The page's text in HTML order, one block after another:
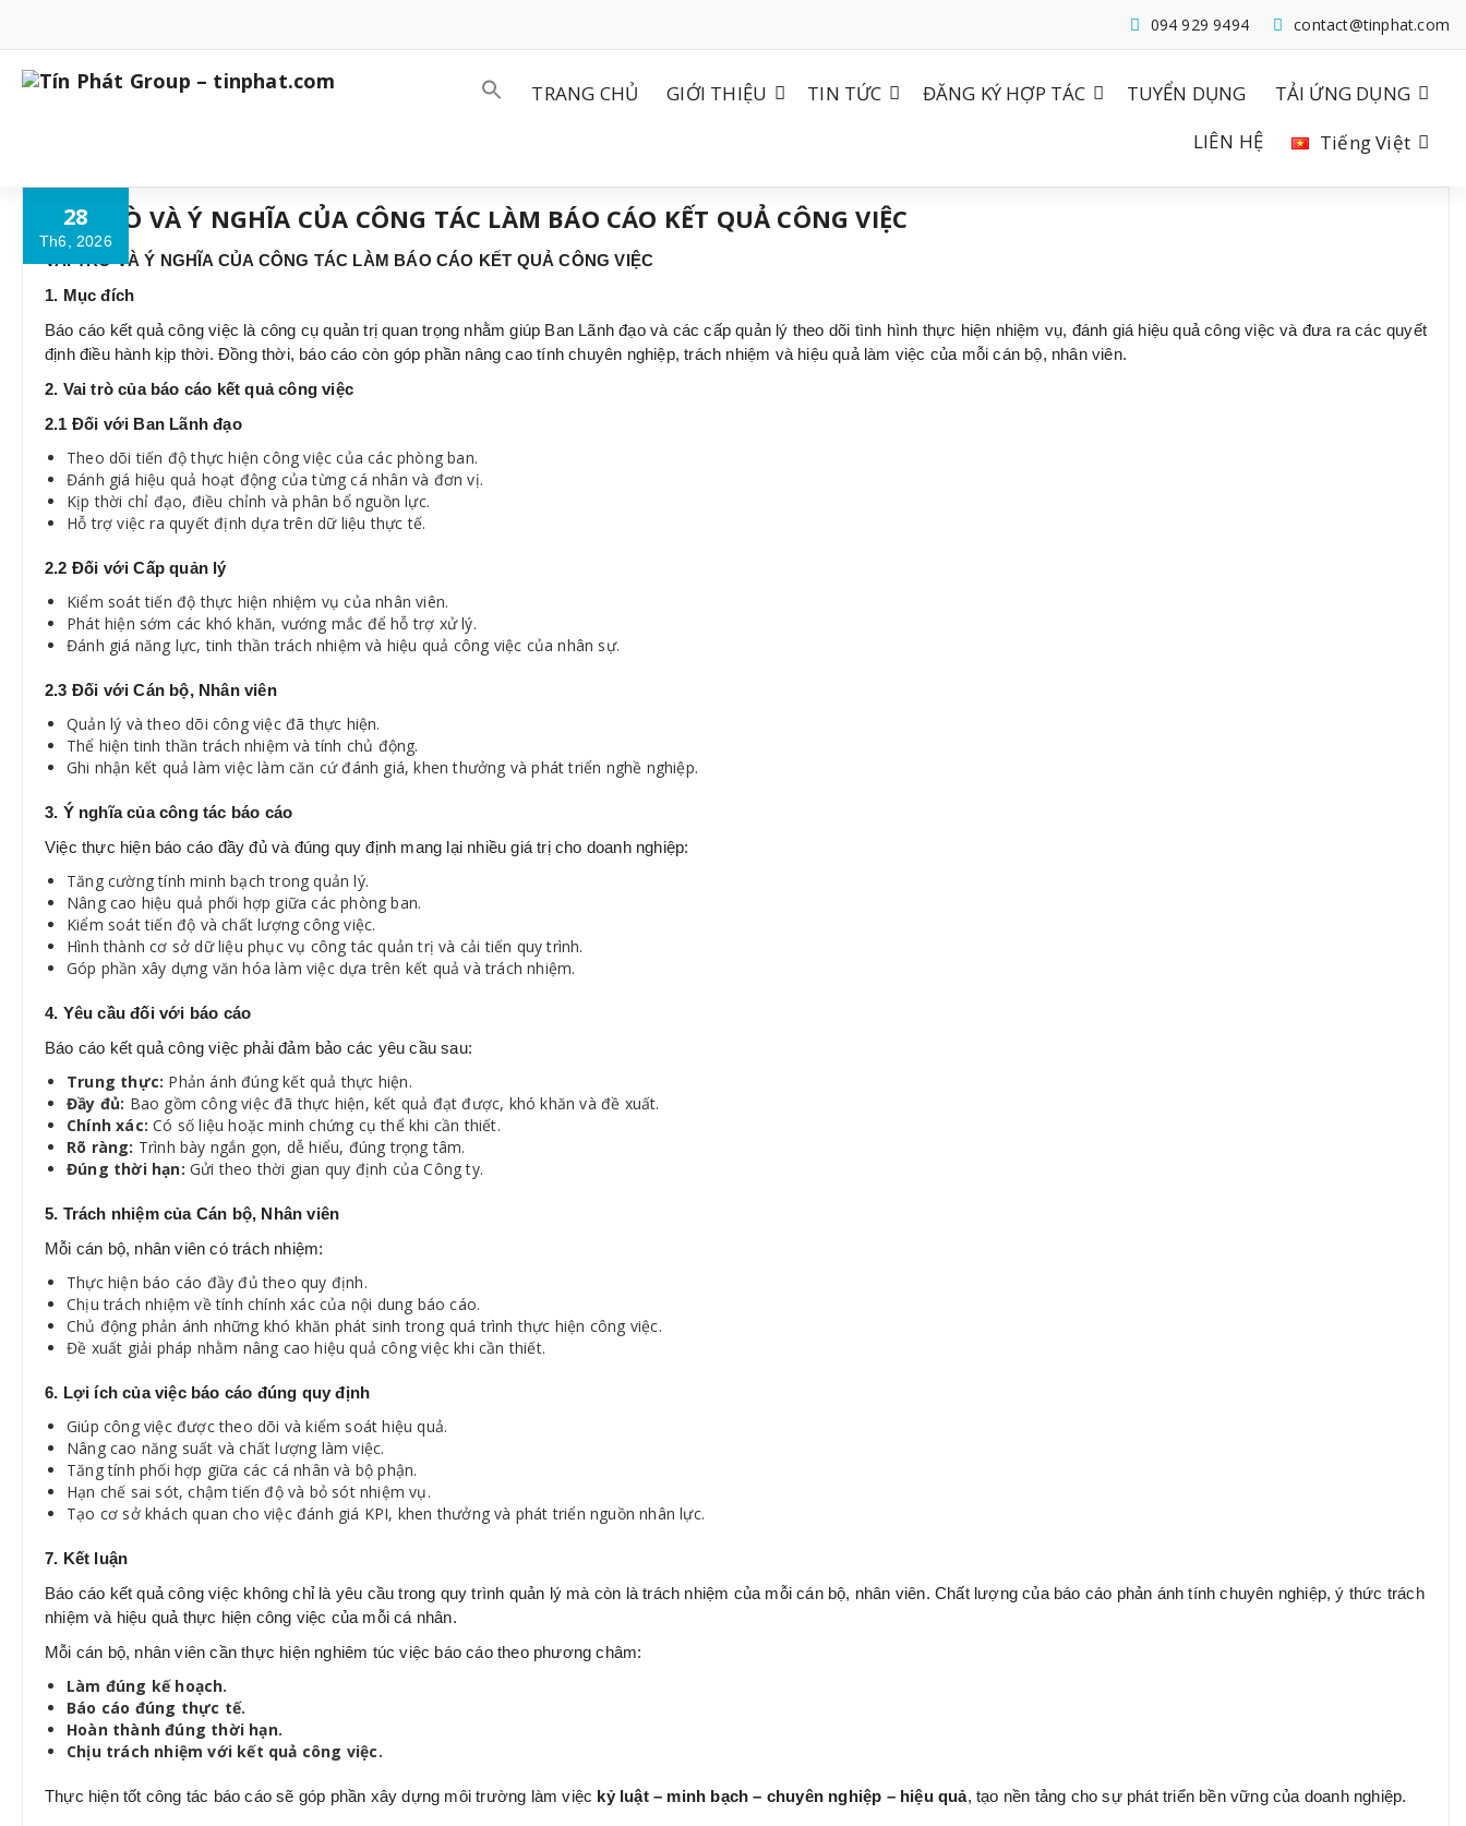
content
contact@tinphat.com
094 929 9494
TRANG CHỦ GIỚI THIỆU TIN TỨC ĐĂNG KÝ HỢP TÁC TUYỂN DỤNG
TẢI ỨNG DỤNG
LIÊN HỆ
Tiếng Việt
28
Th6, 2026
VAI TRÒ VÀ Ý NGHĨA CỦA CÔNG TÁC LÀM BÁO CÁO KẾT QUẢ CÔNG VIỆC
VAI TRÒ VÀ Ý NGHĨA CỦA CÔNG TÁC LÀM BÁO CÁO KẾT QUẢ CÔNG VIỆC
1. Mục đích
Báo cáo kết quả công việc là công cụ quản trị quan trọng nhằm giúp Ban Lãnh đạo và các cấp quản lý theo dõi tình hình thực hiện nhiệm vụ, đánh giá hiệu quả công việc và đưa ra các quyết
định điều hành kịp thời. Đồng thời, báo cáo còn góp phần nâng cao tính chuyên nghiệp, trách nhiệm và hiệu quả làm việc của mỗi cán bộ, nhân viên.
2. Vai trò của báo cáo kết quả công việc
2.1 Đối với Ban Lãnh đạo
Theo dõi tiến độ thực hiện công việc của các phòng ban.
Đánh giá hiệu quả hoạt động của từng cá nhân và đơn vị.
Kịp thời chỉ đạo, điều chỉnh và phân bổ nguồn lực.
Hỗ trợ việc ra quyết định dựa trên dữ liệu thực tế.
2.2 Đối với Cấp quản lý
Kiểm soát tiến độ thực hiện nhiệm vụ của nhân viên.
Phát hiện sớm các khó khăn, vướng mắc để hỗ trợ xử lý.
Đánh giá năng lực, tinh thần trách nhiệm và hiệu quả công việc của nhân sự.
2.3 Đối với Cán bộ, Nhân viên
Quản lý và theo dõi công việc đã thực hiện.
Thể hiện tinh thần trách nhiệm và tính chủ động.
Ghi nhận kết quả làm việc làm căn cứ đánh giá, khen thưởng và phát triển nghề nghiệp.
3. Ý nghĩa của công tác báo cáo
Việc thực hiện báo cáo đầy đủ và đúng quy định mang lại nhiều giá trị cho doanh nghiệp:
Tăng cường tính minh bạch trong quản lý.
Nâng cao hiệu quả phối hợp giữa các phòng ban.
Kiểm soát tiến độ và chất lượng công việc.
Hình thành cơ sở dữ liệu phục vụ công tác quản trị và cải tiến quy trình.
Góp phần xây dựng văn hóa làm việc dựa trên kết quả và trách nhiệm.
4. Yêu cầu đối với báo cáo
Báo cáo kết quả công việc phải đảm bảo các yêu cầu sau:
Trung thực: Phản ánh đúng kết quả thực hiện.
Đầy đủ: Bao gồm công việc đã thực hiện, kết quả đạt được, khó khăn và đề xuất.
Chính xác: Có số liệu hoặc minh chứng cụ thể khi cần thiết.
Rõ ràng: Trình bày ngắn gọn, dễ hiểu, đúng trọng tâm.
Đúng thời hạn: Gửi theo thời gian quy định của Công ty.
5. Trách nhiệm của Cán bộ, Nhân viên
Mỗi cán bộ, nhân viên có trách nhiệm:
Thực hiện báo cáo đầy đủ theo quy định.
Chịu trách nhiệm về tính chính xác của nội dung báo cáo.
Chủ động phản ánh những khó khăn phát sinh trong quá trình thực hiện công việc.
Đề xuất giải pháp nhằm nâng cao hiệu quả công việc khi cần thiết.
6. Lợi ích của việc báo cáo đúng quy định
Giúp công việc được theo dõi và kiểm soát hiệu quả.
Nâng cao năng suất và chất lượng làm việc.
Tăng tính phối hợp giữa các cá nhân và bộ phận.
Hạn chế sai sót, chậm tiến độ và bỏ sót nhiệm vụ.
Tạo cơ sở khách quan cho việc đánh giá KPI, khen thưởng và phát triển nguồn nhân lực.
7. Kết luận
Báo cáo kết quả công việc không chỉ là yêu cầu trong quy trình quản lý mà còn là trách nhiệm của mỗi cán bộ, nhân viên. Chất lượng của báo cáo phản ánh tính chuyên nghiệp, ý thức trách
nhiệm và hiệu quả thực hiện công việc của mỗi cá nhân.
Mỗi cán bộ, nhân viên cần thực hiện nghiêm túc việc báo cáo theo phương châm:
Làm đúng kế hoạch.
Báo cáo đúng thực tế.
Hoàn thành đúng thời hạn.
Chịu trách nhiệm với kết quả công việc.
Thực hiện tốt công tác báo cáo sẽ góp phần xây dựng môi trường làm việc kỷ luật – minh bạch – chuyên nghiệp – hiệu quả, tạo nền tảng cho sự phát triển bền vững của doanh nghiệp.